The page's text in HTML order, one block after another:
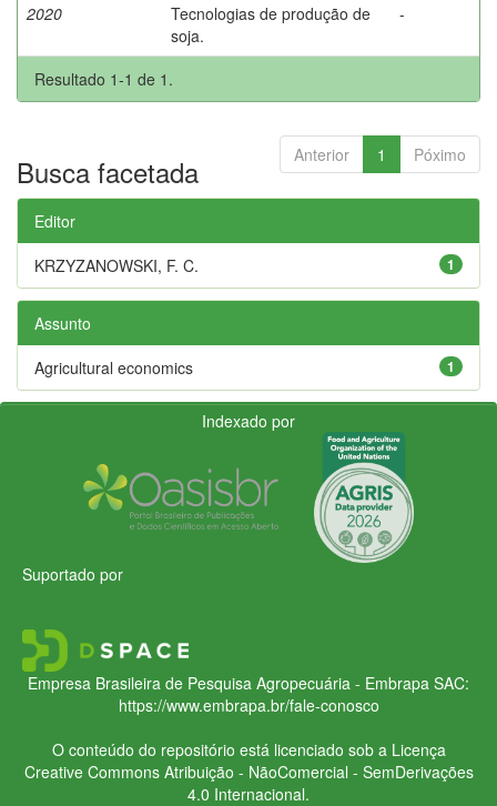
2020
Tecnologias de produção de
soja.
-
Resultado 1-1 de 1.
Anterior 1 Póximo
Busca facetada
Editor
1
KRZYZANOWSKI, F. C.
Assunto
1
Agricultural economics
Indexado por
Suportado por
Empresa Brasileira de Pesquisa Agropecuária - Embrapa SAC:
https://www.embrapa.br/fale-conosco
O conteúdo do repositório está licenciado sob a Licença
Creative CommonsAtribuição - NãoComercial - SemDerivações
4.0 Internacional.